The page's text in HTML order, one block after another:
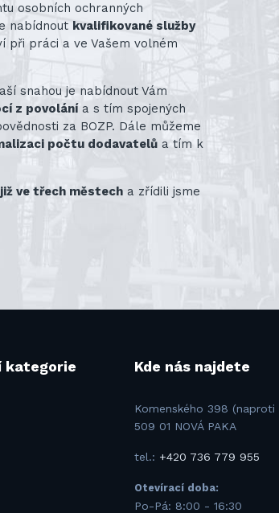
osobních ochranných
nabídnout kvalifikované služby
při práci a ve Vašem volném
snahou je nabídnout Vám
z povolání a s tím spojených
za BOZP. Dále můžeme
počtu dodavatelů a tím k
ve třech městech a zřídili jsme
kategorie Kde nás najdete
Komenského 398 (naproti
509 01 NOVÁ PAKA
tel.: +420 736 779 955
Otevírací doba:
Po-Pá: 8:00 - 16:30